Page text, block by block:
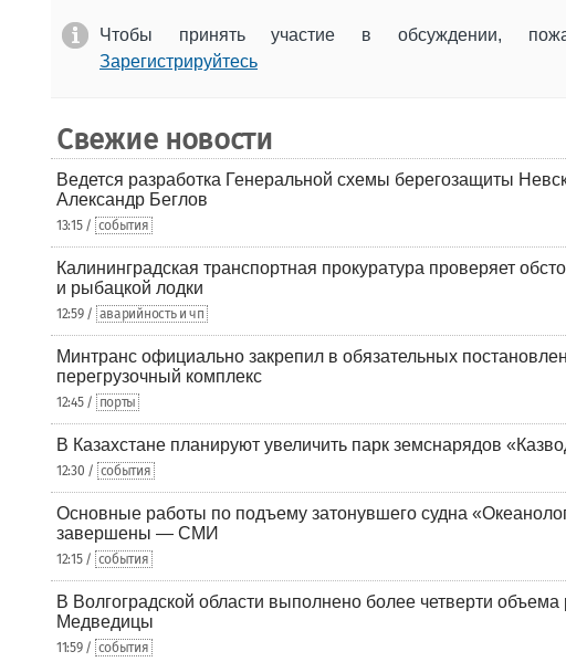
Чтобы принять участие в обсуждении,
Зарегистрируйтесь
Свежие новости
Ведется разработка Генеральной схемы берегозащиты
Александр Беглов
13:15 / события
Калининградская транспортная прокуратура проверяет
и рыбацкой лодки
12:59 / аварийность и чп
Минтранс официально закрепил в обязательных
перегрузочный комплекс
12:45 / порты
В Казахстане планируют увеличить парк земснарядов
12:30 / события
Основные работы по подъему затонувшего судна
завершены — СМИ
12:15 / события
В Волгоградской области выполнено более четверти объема
Медведицы
11:59 / события